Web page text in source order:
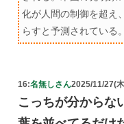
化が人間の制御を超え
らすと予測されている。
16:名無しさん2025/11/27(
こっちが分からな